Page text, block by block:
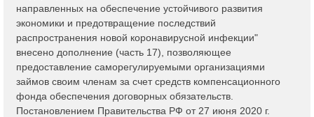
направленных на обеспечение устойчивого развития
экономики и предотвращение последствий
распространения новой коронавирусной инфекции"
внесено дополнение (часть 17), позволяющее
предоставление саморегулируемыми организациями
займов своим членам за счет средств компенсационного
фонда обеспечения договорных обязательств.
Постановлением Правительства РФ от 27 июня 2020 г.